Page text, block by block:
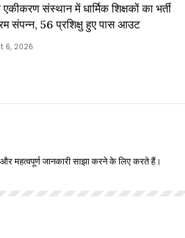
एकीकरण संस्थान में धार्मिक शिक्षकों का भर्ती
संपन्न, 56 प्रशिक्षु हुए पास आउट
6, 2026
महत्वपूर्ण जानकारी साझा करने के लिए करते हैं।